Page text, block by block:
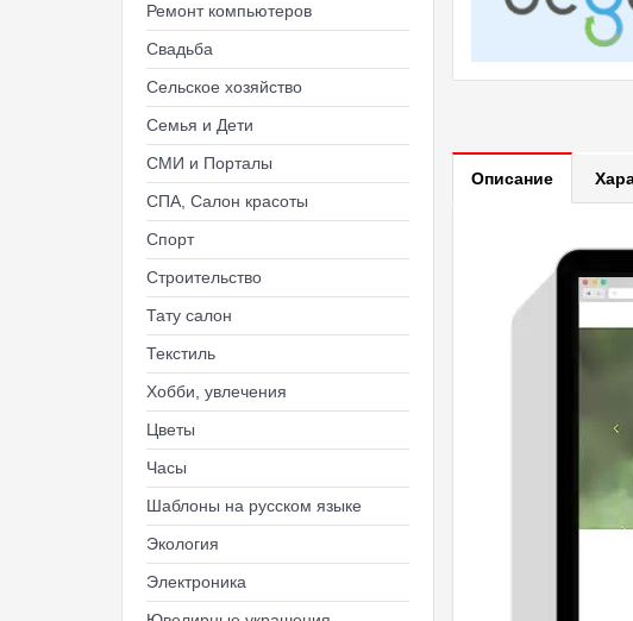
Ремонт компьютеров
Свадьба
Сельское хозяйство
Семья и Дети
СМИ и Порталы
СПА, Салон красоты
Спорт
Строительство
Тату салон
Текстиль
Хобби, увлечения
Цветы
Часы
Шаблоны на русском языке
Экология
Электроника
Описание